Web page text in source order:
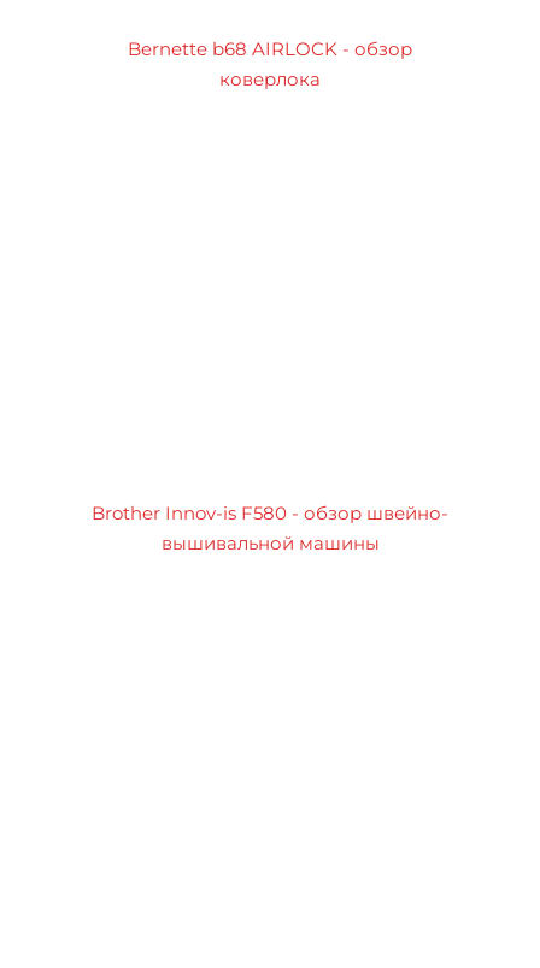
Bernette b68 AIRLOCK - обзор
коверлока
Brother Innov-is F580 - обзор швейно-
вышивальной машины